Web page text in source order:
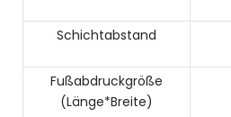
Schichtabstand
Fußabdruckgröße
(Länge*Breite)